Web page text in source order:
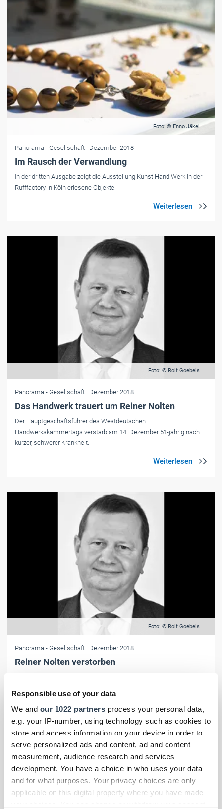
Responsible use of your data
We and our 1022 partners process your personal data,
e.g. your IP-number, using technology such as cookies to
store and access information on your device in order to
serve personalized ads and content, ad and content
measurement, audience research and services
development. You have a choice in who uses your data
and for what purposes. Your privacy choices are only
applicable on this digital property where you have made
Foto: © Enno Jäkel
Panorama - Gesellschaft | Dezember 2018
Im Rausch der Verwandlung
In der dritten Ausgabe zeigt die Ausstellung Kunst.Hand.Werk in der
Rufffactory in Köln erlesene Objekte.
Foto: © Rolf Goebels
Panorama - Gesellschaft | Dezember 2018
Das Handwerk trauert um Reiner Nolten
Der Hauptgeschäftsführer des Westdeutschen
Handwerkskammertags verstarb am 14. Dezember 51-jährig nach
kurzer, schwerer Krankheit.
Foto: © Rolf Goebels
Panorama - Gesellschaft | Dezember 2018
Reiner Nolten verstorben